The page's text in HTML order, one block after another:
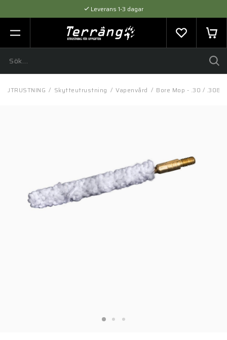
Leverans 1-3 dagar
Flexibel betalning med SVEA
Expertråd & Kvalitetsprodukter
UTRUSTNING / Skytteutrustning / Vapenvård / Bore Mop - .30 / .308